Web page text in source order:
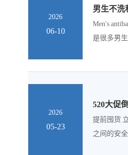
2026
06-10
男生不洗
Men's
是很多男
2026
05-23
520大促
提前囤货
之间的安